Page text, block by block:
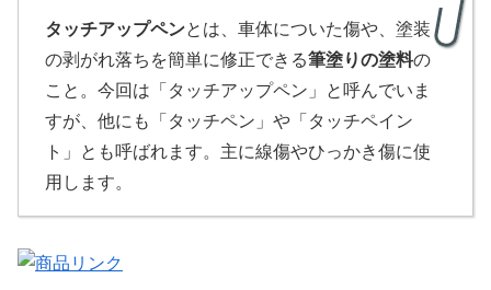
タッチアップペンとは、車体についた傷や、塗装
の剥がれ落ちを簡単に修正できる筆塗りの塗料の
こと。今回は「タッチアップペン」と呼んでいま
すが、他にも「タッチペン」や「タッチペイン
ト」とも呼ばれます。主に線傷やひっかき傷に使
用します。